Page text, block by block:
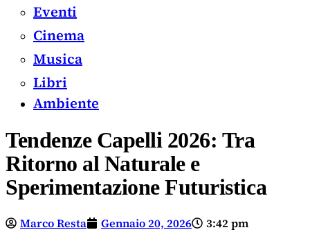
Eventi
Cinema
Musica
Libri
Ambiente
Tendenze Capelli 2026: Tra
Ritorno al Naturale e
Sperimentazione Futuristica
Marco Resta Gennaio 20, 2026 3:42 pm